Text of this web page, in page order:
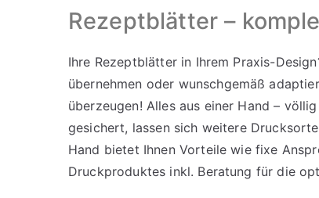
Rezeptblätter –
Ihre Rezeptblätter in Ihrem Praxis-
übernehmen oder wunschgemäß
überzeugen! Alles aus einer Hand –
gesichert, lassen sich weitere
Hand bietet Ihnen Vorteile wie fixe
Druckproduktes inkl. Beratung für die